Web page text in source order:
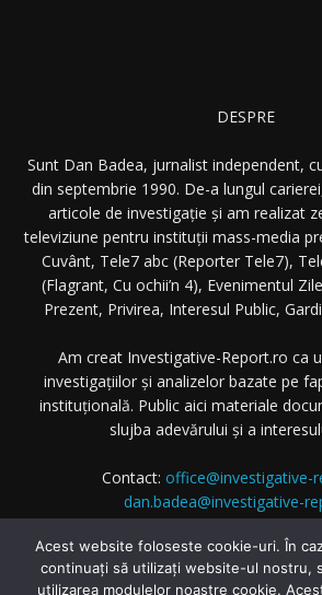
DESPRE
Sunt Dan Badea, jurnalist independent,
din septembrie 1990. De-a lungul
articole de investigație și am realizat
televiziune pentru instituții mass-media
Cuvânt, Tele7 abc (Reporter Tele7),
(Flagrant, Cu ochii’n 4), Evenimentul
Prezent, Privirea, Interesul Public,
Am creat Investigative-Report.ro ca
investigațiilor și analizelor bazate pe
instituțională. Public aici materiale
slujba adevărului și a
Contact: office@investigative-
dan.badea@investigative-
© 2025 Investigative-Report.ro. Toate
Acest website foloseste cookie-uri. În
continuați să utilizați website-ul nostru,
utilizarea modulelor noastre cookie.